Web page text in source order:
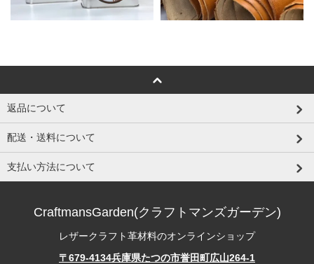
返品について
配送・送料について
支払い方法について
CraftmansGarden(クラフトマンズガーデン)
レザークラフト革材料のオンラインショップ
〒679-4134兵庫県たつの市誉田町広山264-1